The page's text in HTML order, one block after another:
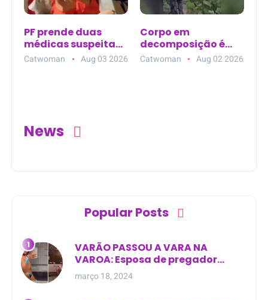
PF prende duas
médicas suspeitas
de torturar
Catwoman Aug 03 2026
Corpo em
decomposição é
encontrado em
área de mata na
Catwoman Aug 02 2026
News
Popular Posts
VARÃO PASSOU A VARA NA
VAROA: Esposa de pregador
evangélico descobre
relacionamento extra-conjugal
março 18, 2024